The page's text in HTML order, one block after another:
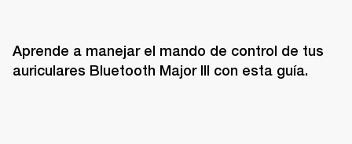
Aprende a manejar el mando de control de tus
auriculares Bluetooth Major III con esta guía.